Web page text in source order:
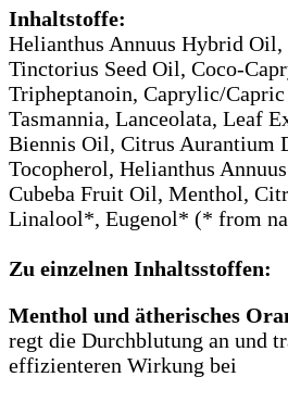
Inhaltstoffe:
Helianthus Annuus Hybrid Oil,
Tinctorius Seed Oil, Coco-
Tripheptanoin, Caprylic/
Tasmannia, Lanceolata, Leaf
Biennis Oil, Citrus Aurantium
Tocopherol, Helianthus
Cubeba Fruit Oil, Menthol,
Linalool*, Eugenol* (* from
Zu einzelnen Inhaltsstoffen:
Menthol und ätherisches
regt die Durchblutung an und
effizienteren Wirkung bei